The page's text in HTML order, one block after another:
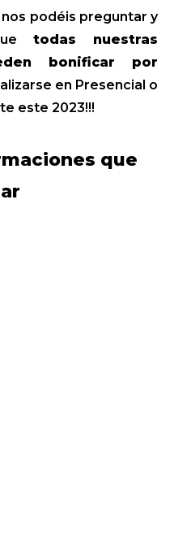
podéis preguntar y
todas nuestras
bonificar por
en Presencial o
este 2023!!!
que